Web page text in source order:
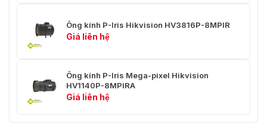
Ống kính P-Iris Hikvision HV3816P-8MPIR
Giá liên hệ
Ống kính P-Iris Mega-pixel Hikvision
HV1140P-8MPIRA
Giá liên hệ